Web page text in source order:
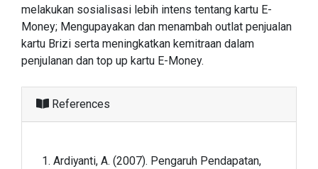
melakukan sosialisasi lebih intens tentang kartu E-
Money; Mengupayakan dan menambah outlat penjualan
kartu Brizi serta meningkatkan kemitraan dalam
penjulanan dan top up kartu E-Money.
References
Ardiyanti, A. (2007). Pengaruh Pendapatan,